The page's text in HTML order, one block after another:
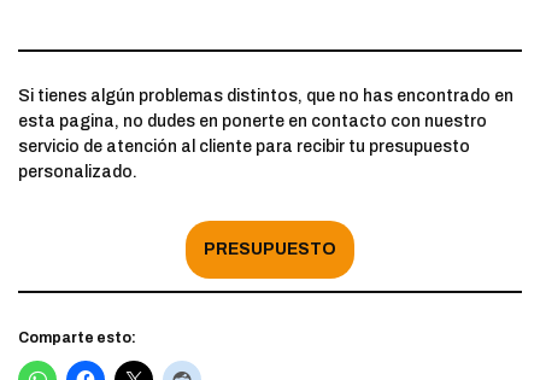
Si tienes algún problemas distintos, que no has encontrado en
esta pagina, no dudes en ponerte en contacto con nuestro
servicio de atención al cliente para recibir tu presupuesto
personalizado.
PRESUPUESTO
Comparte esto: